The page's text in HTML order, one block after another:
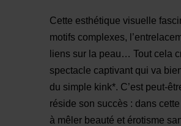
Cette esthétique visuelle
motifs complexes,
liens sur la peau… Tout cela
spectacle captivant qui va
du simple kink*. C’est peut-
réside son succès : dans
à mêler beauté et érotisme